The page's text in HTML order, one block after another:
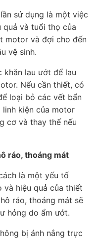
sử dụng là một việc
quả và tuổi thọ của
motor và đợi cho đến
vệ sinh.
khăn lau ướt để lau
Nếu cần thiết, có
loại bỏ các vết bẩn
kiện của motor
cơ và thay thế nếu
ráo, thoáng mát
là một yếu tố
hiệu quả của thiết
ráo, thoáng mát sẽ
hỏng do ẩm ướt.
bị ánh nắng trực